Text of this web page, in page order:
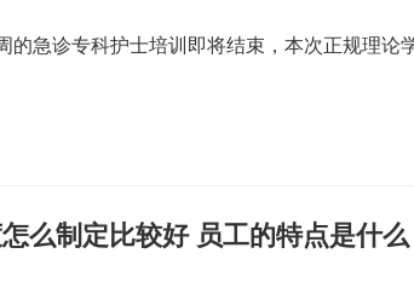
的急诊专科护士培训即将结束，本次正规理
么制定比较好 员工的特点是什么